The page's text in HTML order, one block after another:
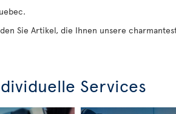
Sie Artikel, die Ihnen unsere
Services